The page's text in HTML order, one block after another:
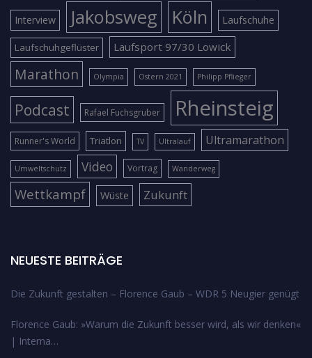
Interview Jakobsweg Köln Laufschuhe
Laufschuhgeflüster Laufsport 97/30 Lowick
Marathon Olympia Ostern 2021 Philipp Pflieger
Podcast Rafael Fuchsgruber Rheinsteig
Runner's World Triatlon TV Ultralauf Ultramarathon
Umweltschutz Video Vortrag Wanderweg
Wettkampf Wüste Zukunft
NEUESTE BEITRÄGE
Die Zukunft gestalten – Florence Gaub – WDR 5 Neugier genügt
Florence Gaub: »Warum die Zukunft besser wird, als wir denken«
| Interna…